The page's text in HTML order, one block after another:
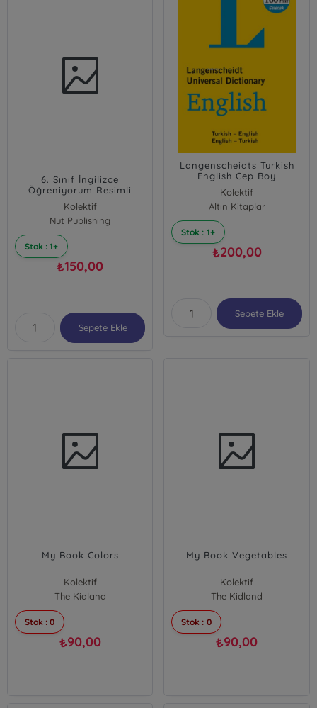
6. Sınıf İngilizce
Öğreniyorum Resimli
Kelime Kartları
Kolektif
Nut Publishing
Stok : 1+
₺150,00
Sepete Ekle
Langenscheidts Turkish
English Cep Boy
Kolektif
Altın Kitaplar
Stok : 1+
₺200,00
Sepete Ekle
My Book Colors
Kolektif
The Kidland
Stok : 0
₺90,00
My Book Vegetables
Kolektif
The Kidland
Stok : 0
₺90,00